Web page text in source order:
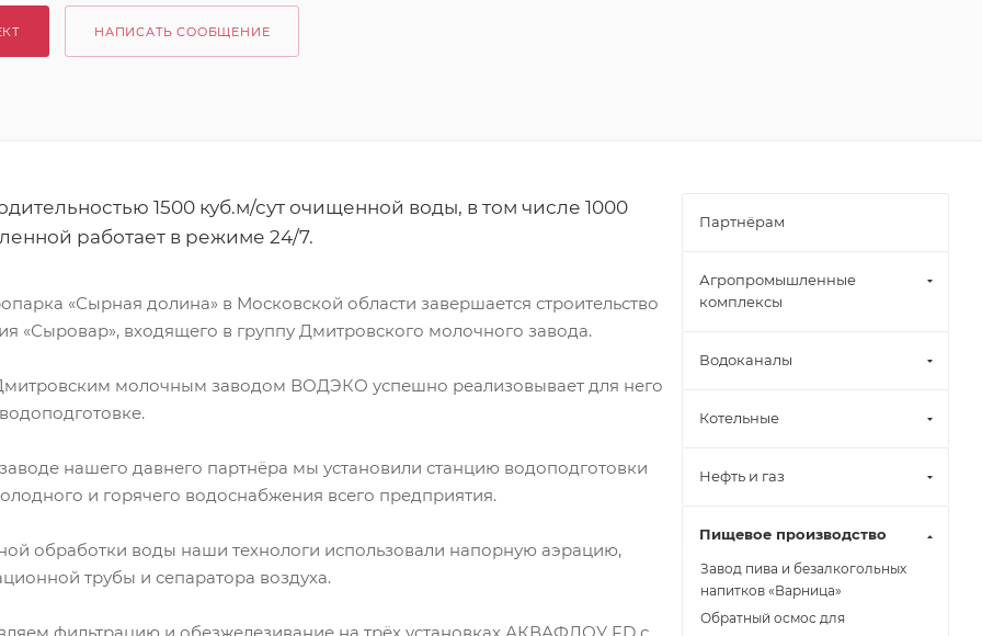
НАПИСАТЬ СООБЩЕНИЕ
1500 куб.м/сут очищенной воды, в том числе 1000
работает в режиме 24/7.
«Сырная долина» в Московской области завершается строительство
«Сыровар», входящего в группу Дмитровского молочного завода.
молочным заводом ВОДЭКО успешно реализовывает для него
нашего давнего партнёра мы установили станцию водоподготовки
и горячего водоснабжения всего предприятия.
обработки воды наши технологи использовали напорную аэрацию,
трубы и сепаратора воздуха.
Партнёрам
Агропромышленные
комплексы
Водоканалы
Котельные
Нефть и газ
Пищевое производство
Завод пива и безалкогольных
напитков «Варница»
Обратный осмос для